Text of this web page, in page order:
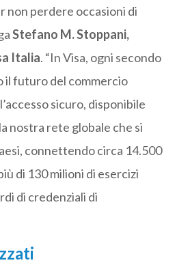
non perdere occasioni di
Stefano M. Stoppani,
Italia. “In Visa, ogni secondo
il futuro del commercio
sicuro, disponibile
nostra rete globale che si
connettendo circa 14.500
di 130 milioni di esercizi
di credenziali di